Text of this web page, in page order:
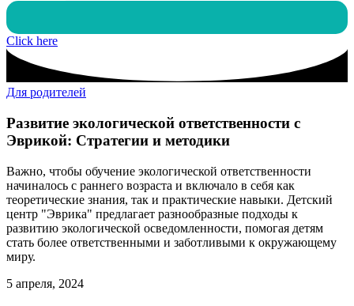
Click here
Для родителей
Развитие экологической ответственности с
Эврикой: Стратегии и методики
Важно, чтобы обучение экологической ответственности
начиналось с раннего возраста и включало в себя как
теоретические знания, так и практические навыки. Детский
центр "Эврика" предлагает разнообразные подходы к
развитию экологической осведомленности, помогая детям
стать более ответственными и заботливыми к окружающему
миру.
5 апреля, 2024